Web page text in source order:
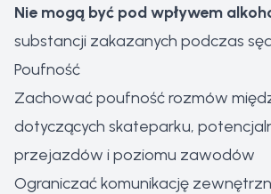
Nie mogą być pod wpływem
substancji zakazanych podczas
Poufność
Zachować poufność rozmów
dotyczących skateparku,
przejazdów i poziomu zawodów
Ograniczać komunikację